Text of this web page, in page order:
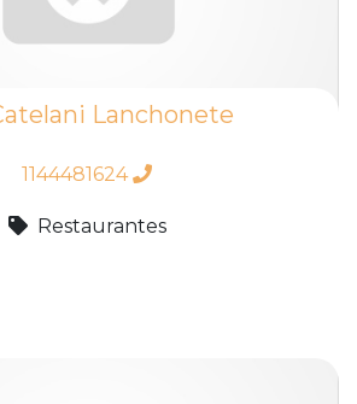
Lanchonete
1144481624
Restaurantes